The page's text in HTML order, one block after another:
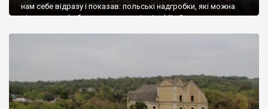
нам себе відразу і показав: польські надгробки, які можна
віднести до фабричних, польські епітафії… Загалом цвинтар